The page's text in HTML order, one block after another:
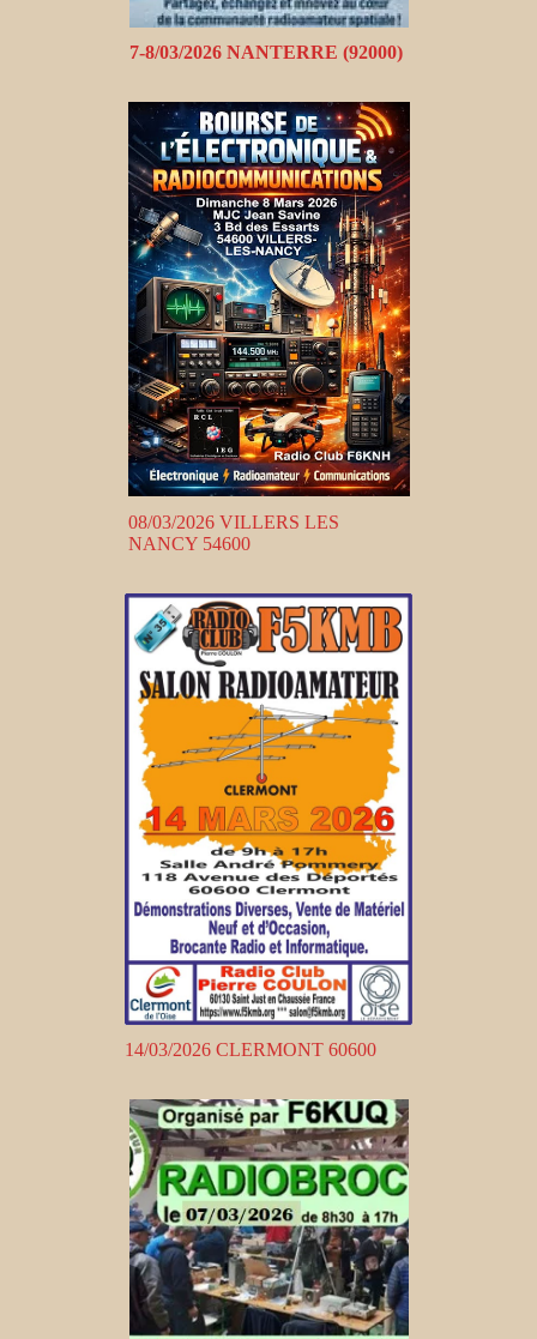
7-8/03/2026 NANTERRE (92000)
08/03/2026 VILLERS LES
NANCY 54600
14/03/2026 CLERMONT 60600